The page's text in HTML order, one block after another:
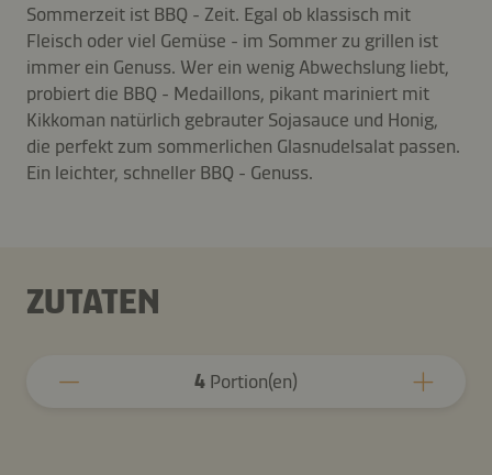
Sommerzeit ist BBQ - Zeit. Egal ob klassisch mit
Fleisch oder viel Gemüse - im Sommer zu grillen ist
immer ein Genuss. Wer ein wenig Abwechslung liebt,
probiert die BBQ - Medaillons, pikant mariniert mit
Kikkoman natürlich gebrauter Sojasauce und Honig,
die perfekt zum sommerlichen Glasnudelsalat passen.
Ein leichter, schneller BBQ - Genuss.
ZUTATEN
4 Portion(en)